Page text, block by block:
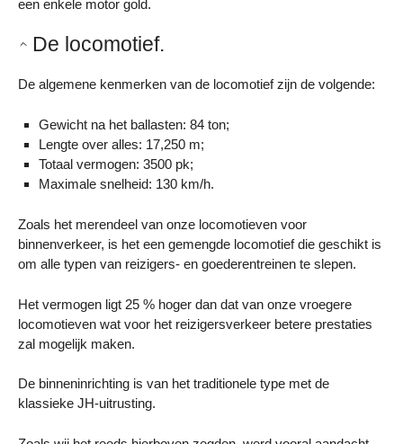
een enkele motor gold.
De locomotief.
De algemene kenmerken van de locomotief zijn de volgende:
Gewicht na het ballasten: 84 ton;
Lengte over alles: 17,250 m;
Totaal vermogen: 3500 pk;
Maximale snelheid: 130 km/h.
Zoals het merendeel van onze locomotieven voor
binnenverkeer, is het een gemengde locomotief die geschikt is
om alle typen van reizigers- en goederentreinen te slepen.
Het vermogen ligt 25 % hoger dan dat van onze vroegere
locomotieven wat voor het reizigersverkeer betere prestaties
zal mogelijk maken.
De binneninrichting is van het traditionele type met de
klassieke JH-uitrusting.